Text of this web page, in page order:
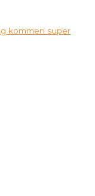
kommen super